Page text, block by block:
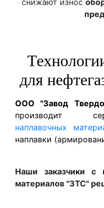
снижают износ
для
ООО "Завод
производит
наплавочных
наплавки
Наши заказчики с
материалов "ЗТС"